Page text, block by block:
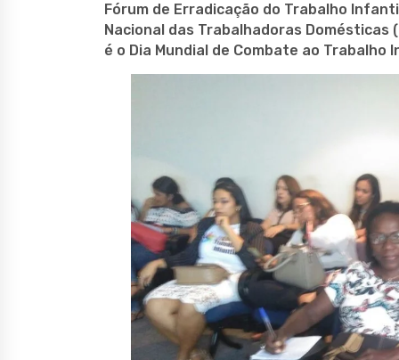
Fórum de Erradicação do Trabalho
Nacional das Trabalhadoras Domésticas
é o Dia Mundial de Combate ao Trabalho